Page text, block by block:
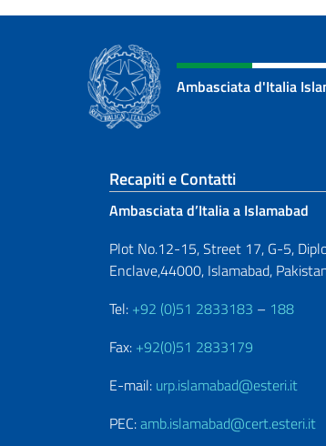
Ambasciata d'Italia
Sezione footer
Recapiti e Contatti
Ambasciata d’Italia a Islamabad
Plot No.12-15, Street 17, G-5,
Enclave,44000, Islamabad,
Tel: +92 (0)51 2833183 – 188
Fax: +92(0)51 2833179
E-mail: urp.islamabad@esteri.it
PEC:amb.islamabad@cert.esteri.it